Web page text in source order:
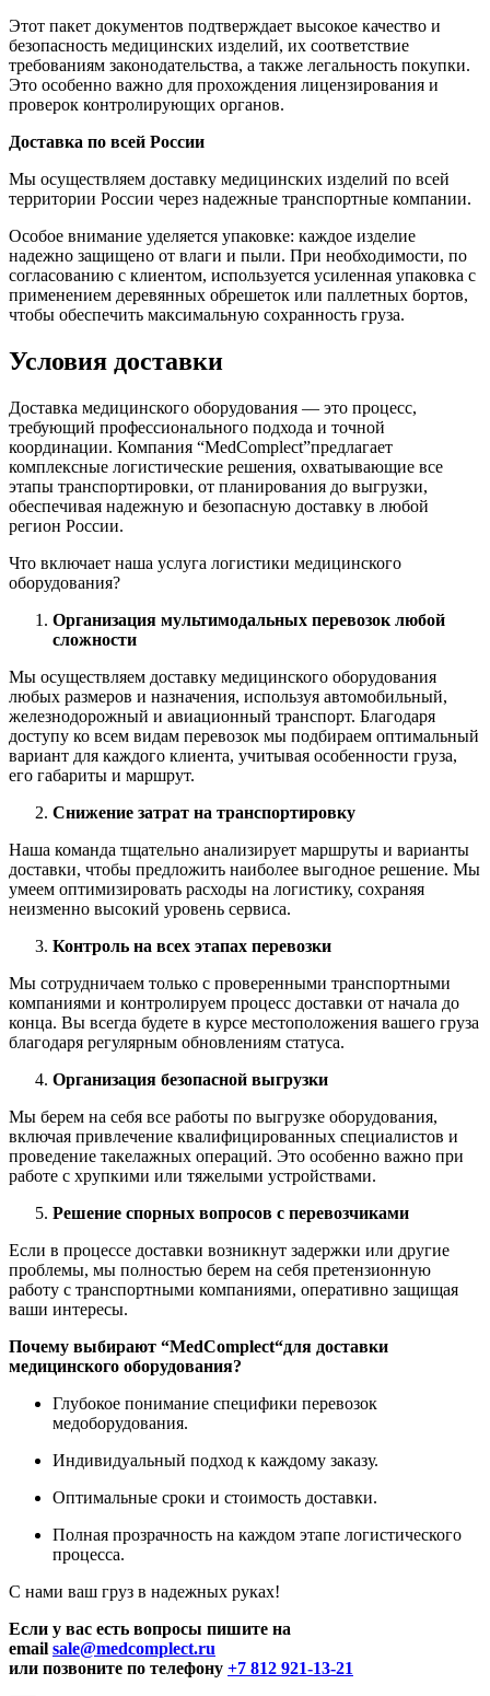
Этот пакет документов подтверждает высокое качество и
безопасность медицинских изделий, их соответствие
требованиям законодательства, а также легальность покупки.
Это особенно важно для прохождения лицензирования и
проверок контролирующих органов.
Доставка по всей России
Мы осуществляем доставку медицинских изделий по всей
территории России через надежные транспортные компании.
Особое внимание уделяется упаковке: каждое изделие
надежно защищено от влаги и пыли. При необходимости, по
согласованию с клиентом, используется усиленная упаковка с
применением деревянных обрешеток или паллетных бортов,
чтобы обеспечить максимальную сохранность груза.
Условия доставки
Доставка медицинского оборудования — это процесс,
требующий профессионального подхода и точной
координации. Компания “MedComplect”предлагает
комплексные логистические решения, охватывающие все
этапы транспортировки, от планирования до выгрузки,
обеспечивая надежную и безопасную доставку в любой
регион России.
Что включает наша услуга логистики медицинского
оборудования?
Организация мультимодальных перевозок любой
сложности
Мы осуществляем доставку медицинского оборудования
любых размеров и назначения, используя автомобильный,
железнодорожный и авиационный транспорт. Благодаря
доступу ко всем видам перевозок мы подбираем оптимальный
вариант для каждого клиента, учитывая особенности груза,
его габариты и маршрут.
Снижение затрат на транспортировку
Наша команда тщательно анализирует маршруты и варианты
доставки, чтобы предложить наиболее выгодное решение. Мы
умеем оптимизировать расходы на логистику, сохраняя
неизменно высокий уровень сервиса.
Контроль на всех этапах перевозки
Мы сотрудничаем только с проверенными транспортными
компаниями и контролируем процесс доставки от начала до
конца. Вы всегда будете в курсе местоположения вашего груза
благодаря регулярным обновлениям статуса.
Организация безопасной выгрузки
Мы берем на себя все работы по выгрузке оборудования,
включая привлечение квалифицированных специалистов и
проведение такелажных операций. Это особенно важно при
работе с хрупкими или тяжелыми устройствами.
Решение спорных вопросов с перевозчиками
Если в процессе доставки возникнут задержки или другие
проблемы, мы полностью берем на себя претензионную
работу с транспортными компаниями, оперативно защищая
ваши интересы.
Почему выбирают “MedComplect“для доставки
медицинского оборудования?
Глубокое понимание специфики перевозок
медоборудования.
Индивидуальный подход к каждому заказу.
Оптимальные сроки и стоимость доставки.
Полная прозрачность на каждом этапе логистического
процесса.
С нами ваш груз в надежных руках!
Если у вас есть вопросы пишите на
email sale@medcomplect.ru
или позвоните по телефону +7 812 921-13-21